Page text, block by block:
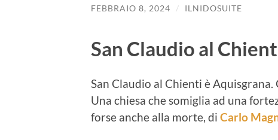
FEBBRAIO 8, 2024 / ILNIDOSUITE
San Claudio al
San Claudio al Chienti è
Una chiesa che somiglia ad una
forse anche alla morte, di Carlo